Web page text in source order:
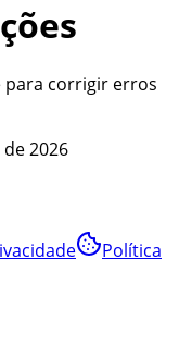
corrigir erros
2026
Política